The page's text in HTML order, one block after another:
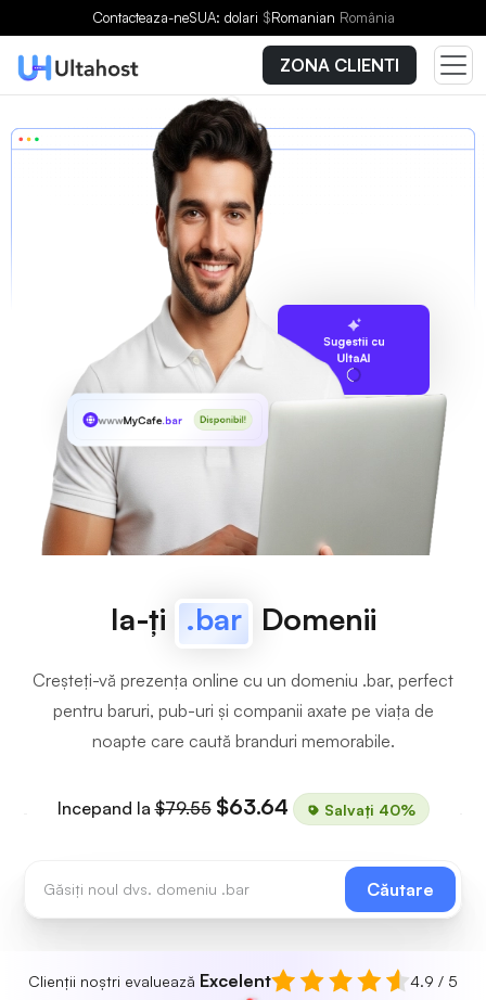
Contacteaza-neSUA: dolari $Romanian România
ZONA CLIENTI
Sugestii cu
UltaAI
wwwMyCafe.bar Disponibil!
Ia-ți .bar Domenii
Creșteți-vă prezența online cu un domeniu .bar, perfect
pentru baruri, pub-uri și companii axate pe viața de
noapte care caută branduri memorabile.
Incepand la$79.55 $63.64 Salvați 40%
Căutare
Clienții noștri evaluează Excelent
4.9 / 5